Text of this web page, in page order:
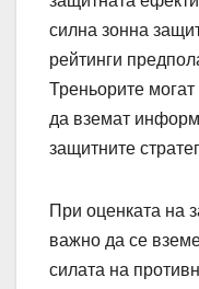
силна зонна
рейтинги
Треньорите могат
да вземат
защитните
При оценката на
важно да се
силата на